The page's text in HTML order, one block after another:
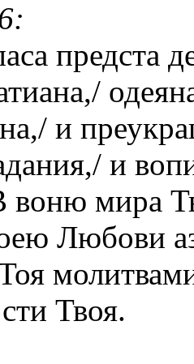
предста
и
и
мира
Любови
Твоя.